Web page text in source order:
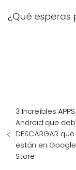
¿Qué esperas
3 Increíbles
Android que
DESCARGAR
están en
Store